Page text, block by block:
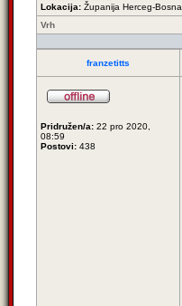
Lokacija: Županija Herceg-Bosna
Vrh
franzetitts
Pridružen/a: 22 pro 2020,
08:59
Postovi: 438